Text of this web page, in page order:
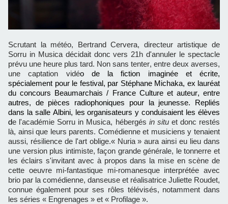
Scrutant la météo, Bertrand Cervera, directeur artistique de
Sorru in Musica décidait donc vers 21h d'annuler le spectacle
prévu une heure plus tard. Non sans tenter, entre deux averses,
une captation vidéo de la fiction imaginée et écrite,
spécialement pour le festival, par Stéphane Michaka, ex lauréat
du concours Beaumarchais / France Culture et auteur, entre
autres, de pièces radiophoniques pour la jeunesse. Repliés
dans la salle Albini, les organisateurs y conduisaient les élèves
de l'académie Sorru in Musica, hébergés in situet donc restés
là, ainsi que leurs parents. Comédienne et musiciens y tenaient
aussi, résilience de l'art oblige.« Nuria » aura ainsi eu lieu dans
une version plus intimiste, façon grande générale, le tonnerre et
les éclairs s'invitant avec à propos dans la mise en scène de
cette oeuvre mi-fantastique mi-romanesque interprétée avec
brio par la comédienne, danseuse et réalisatrice Juliette Roudet,
connue également pour ses rôles télévisés, notamment dans
les séries « Engrenages » et « Profilage ».